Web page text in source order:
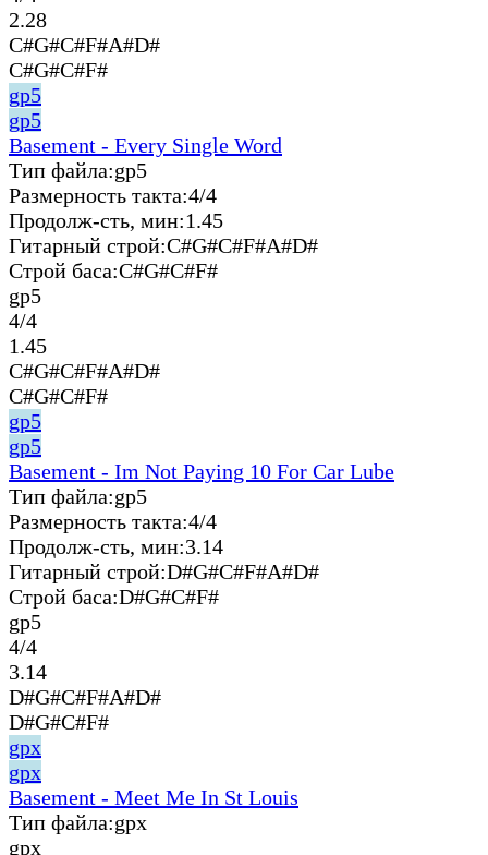
2.28
C#G#C#F#A#D#
C#G#C#F#
gp5
gp5
Basement - Every Single Word
Тип файла:gp5
Размерность такта:4/4
Продолж-сть, мин:1.45
Гитарный строй:C#G#C#F#A#D#
Строй баса:C#G#C#F#
gp5
4/4
1.45
C#G#C#F#A#D#
C#G#C#F#
gp5
gp5
Basement - Im Not Paying 10 For Car Lube
Тип файла:gp5
Размерность такта:4/4
Продолж-сть, мин:3.14
Гитарный строй:D#G#C#F#A#D#
Строй баса:D#G#C#F#
gp5
4/4
3.14
D#G#C#F#A#D#
D#G#C#F#
gpx
gpx
Basement - Meet Me In St Louis
Тип файла:gpx
gpx